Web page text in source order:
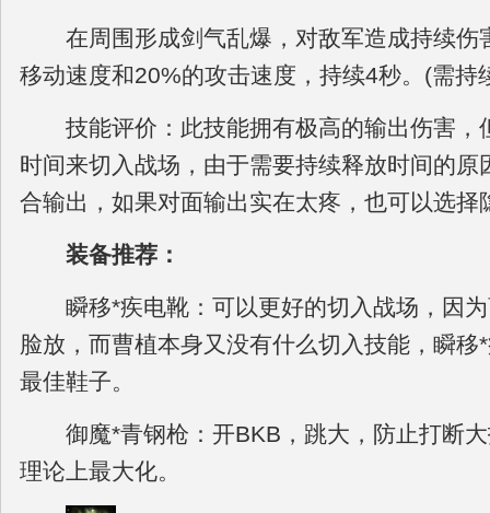
在周围形成剑气乱爆，对敌军造成持续伤
移动速度和20%的攻击速度，持续4秒。(需持
技能评价：此技能拥有极高的输出伤害，
时间来切入战场，由于需要持续释放时间的原
合输出，如果对面输出实在太疼，也可以选择
装备推荐：
瞬移*疾电靴：可以更好的切入战场，因
脸放，而曹植本身又没有什么切入技能，瞬移
最佳鞋子。
御魔*青钢枪：开BKB，跳大，防止打断
理论上最大化。